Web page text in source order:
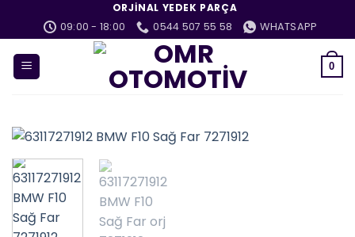
ORJINAL YEDEK PARÇA
09:00 - 18:00
0544 507 55 58 WHATSAPP
0